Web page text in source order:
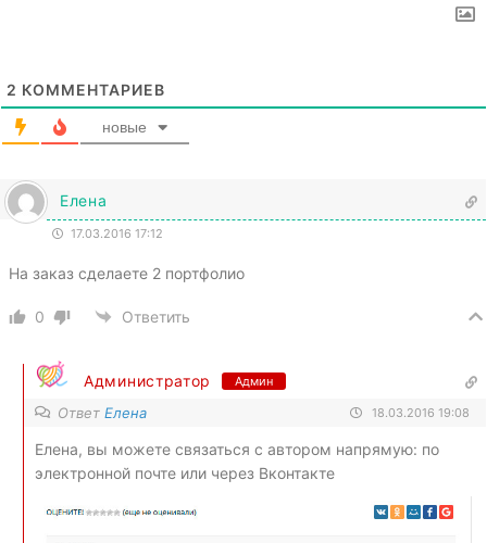
2 КОММЕНТАРИЕВ
новые
Елена
17.03.2016 17:12
На заказ сделаете 2 портфолио
0 Ответить
Администратор Админ
Ответ Елена 18.03.2016 19:08
Елена, вы можете связаться с автором напрямую: по
электронной почте или через Вконтакте